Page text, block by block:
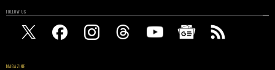
FOLLOW US
MAGAZINE